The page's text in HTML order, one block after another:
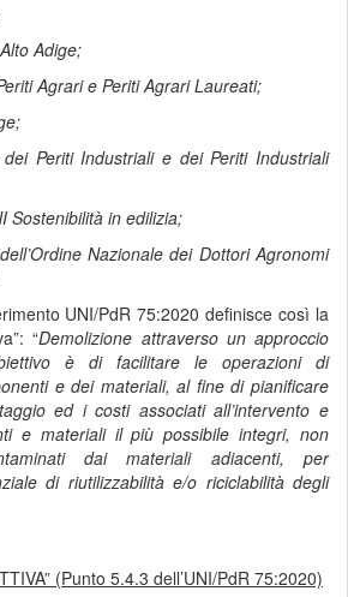
Adige;
Agrari e Periti Agrari Laureati;
dei Periti Industriali e dei Periti Industriali
Sostenibilità in edilizia;
Nazionale dei Dottori Agronomi
UNI/PdR 75:2020 definisce così la
“Demolizione attraverso un approccio
è di facilitare le operazioni di
e dei materiali, al fine di pianificare
ed i costi associati all’intervento e
e materiali il più possibile integri, non
dai materiali adiacenti, per
di riutilizzabilità e/o riciclabilità degli
(Punto 5.4.3 dell’UNI/PdR 75:2020)